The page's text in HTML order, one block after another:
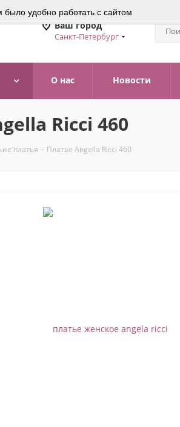
удобно работать с сайтом
Ваш город
Санкт-Петербург
О нас Новости
Ricci 460
платья - Платье Angella Ricci 460